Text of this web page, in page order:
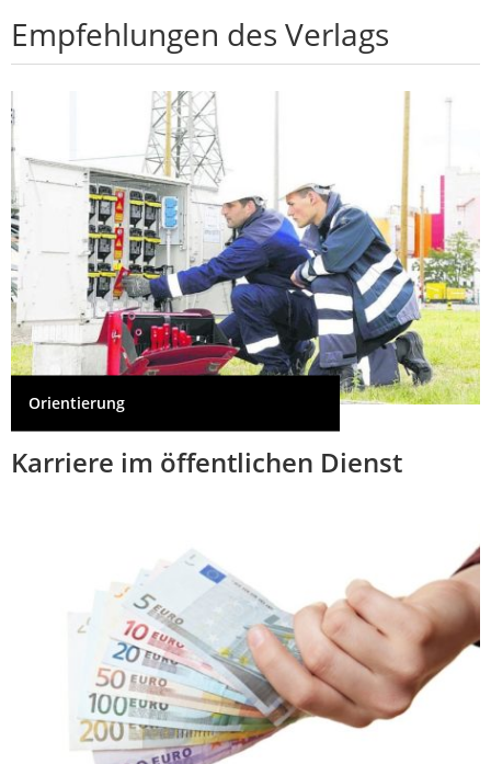
Empfehlungen des Verlags
Orientierung
Karriere im öffentlichen Dienst